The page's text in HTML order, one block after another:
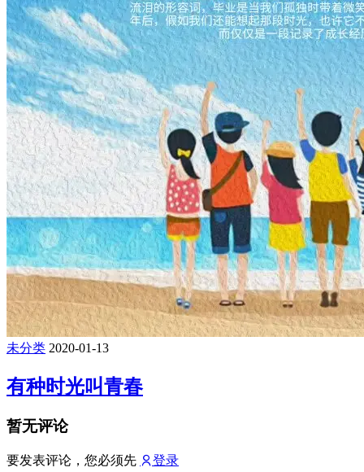
未分类 2020-01-13
有种时光叫青春
暂无评论
要发表评论，您必须先 登录